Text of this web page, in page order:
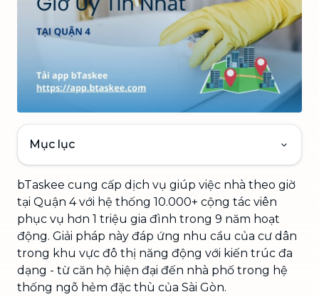
Mục lục
bTaskee cung cấp dịch vụ giúp việc nhà theo giờ
tại Quận 4 với hệ thống 10.000+ cộng tác viên
phục vụ hơn 1 triệu gia đình trong 9 năm hoạt
động. Giải pháp này đáp ứng nhu cầu của cư dân
trong khu vực đô thị năng động với kiến trúc đa
dạng - từ căn hộ hiện đại đến nhà phố trong hệ
thống ngõ hẻm đặc thù của Sài Gòn.